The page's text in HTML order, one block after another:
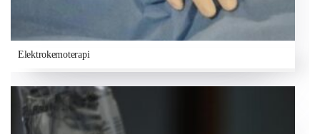
Elektrokemoterapi